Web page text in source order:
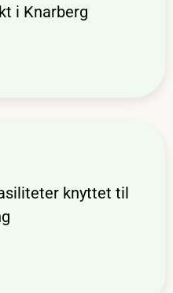
i Knarberg
knyttet til